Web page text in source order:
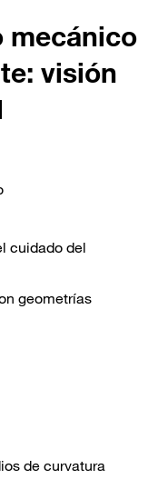
mecánico
visión
cuidado del
geometrías
de curvatura